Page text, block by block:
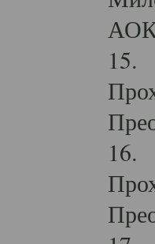
15.
16.